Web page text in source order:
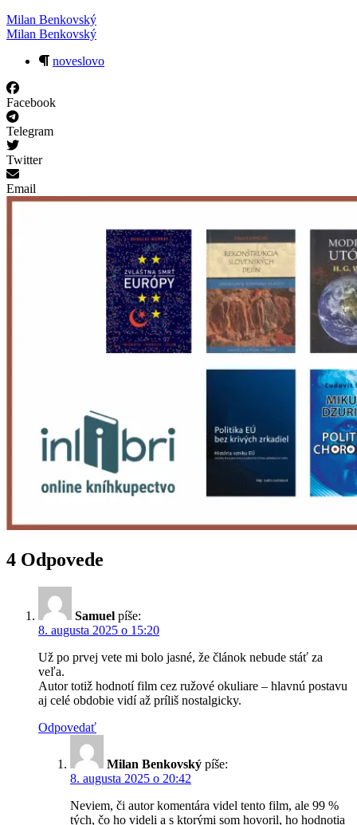
Milan Benkovský
Milan Benkovský
noveslovo
Facebook
Telegram
Twitter
Email
4 Odpovede
Samuel píše:
8. augusta 2025 o 15:20
Už po prvej vete mi bolo jasné, že článok nebude stáť za
veľa.
Autor totiž hodnotí film cez ružové okuliare – hlavnú postavu
aj celé obdobie vidí až príliš nostalgicky.
Odpovedať
Milan Benkovský píše:
8. augusta 2025 o 20:42
Neviem, či autor komentára videl tento film, ale 99 %
tých, čo ho videli a s ktorými som hovoril, ho hodnotia